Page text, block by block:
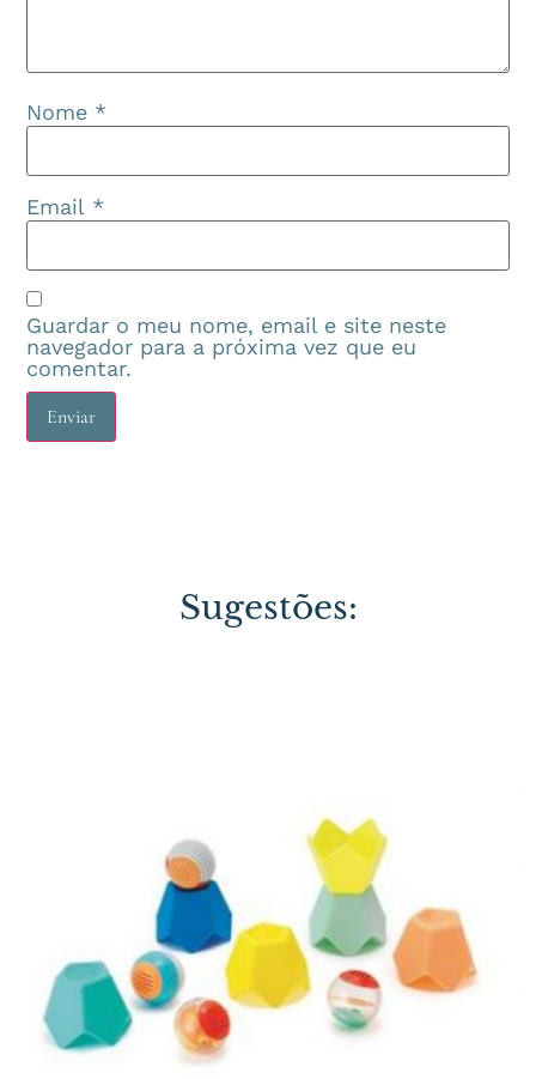
Nome *
Email *
Guardar o meu nome, email e site neste
navegador para a próxima vez que eu
comentar.
Sugestões: